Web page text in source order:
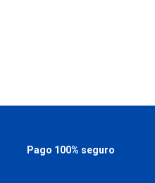
Pago 100% seguro